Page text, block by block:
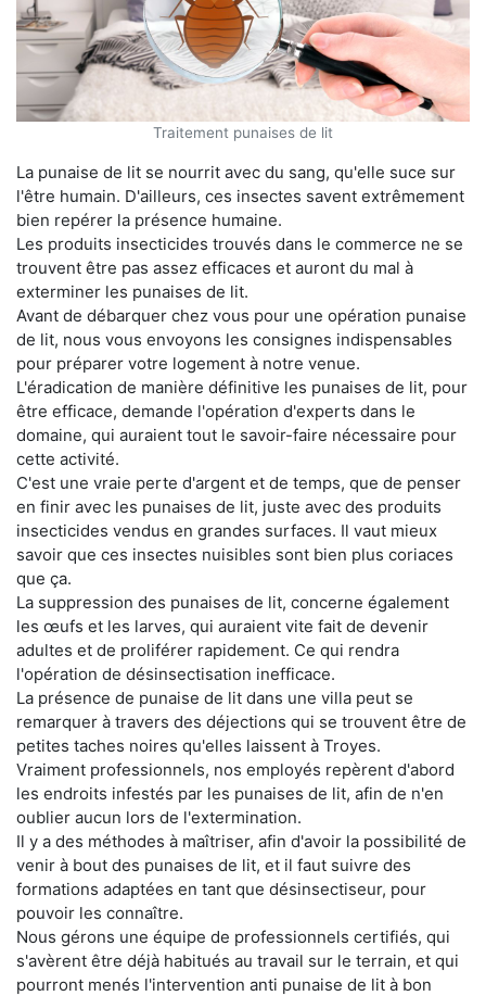
Traitement punaises de lit
La punaise de lit se nourrit avec du sang, qu'elle suce sur
l'être humain. D'ailleurs, ces insectes savent extrêmement
bien repérer la présence humaine.
Les produits insecticides trouvés dans le commerce ne se
trouvent être pas assez efficaces et auront du mal à
exterminer les punaises de lit.
Avant de débarquer chez vous pour une opération punaise
de lit, nous vous envoyons les consignes indispensables
pour préparer votre logement à notre venue.
L'éradication de manière définitive les punaises de lit, pour
être efficace, demande l'opération d'experts dans le
domaine, qui auraient tout le savoir-faire nécessaire pour
cette activité.
C'est une vraie perte d'argent et de temps, que de penser
en finir avec les punaises de lit, juste avec des produits
insecticides vendus en grandes surfaces. Il vaut mieux
savoir que ces insectes nuisibles sont bien plus coriaces
que ça.
La suppression des punaises de lit, concerne également
les œufs et les larves, qui auraient vite fait de devenir
adultes et de proliférer rapidement. Ce qui rendra
l'opération de désinsectisation inefficace.
La présence de punaise de lit dans une villa peut se
remarquer à travers des déjections qui se trouvent être de
petites taches noires qu'elles laissent à Troyes.
Vraiment professionnels, nos employés repèrent d'abord
les endroits infestés par les punaises de lit, afin de n'en
oublier aucun lors de l'extermination.
Il y a des méthodes à maîtriser, afin d'avoir la possibilité de
venir à bout des punaises de lit, et il faut suivre des
formations adaptées en tant que désinsectiseur, pour
pouvoir les connaître.
Nous gérons une équipe de professionnels certifiés, qui
s'avèrent être déjà habitués au travail sur le terrain, et qui
pourront menés l'intervention anti punaise de lit à bon